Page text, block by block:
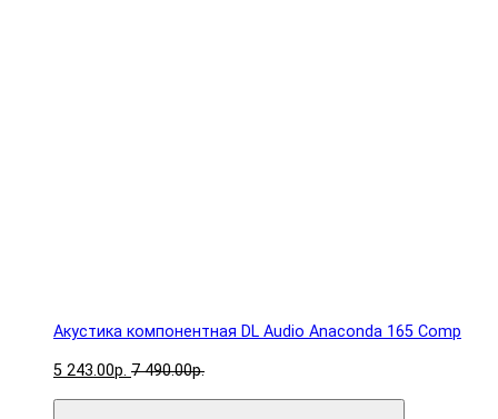
Акустика компонентная DL Audio Anaconda 165 Comp
5 243.00р. 7 490.00р.